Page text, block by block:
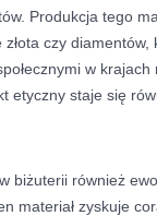
Produkcja tego
czy
w
etyczny staje się
biżuterii również
materiał zyskuje